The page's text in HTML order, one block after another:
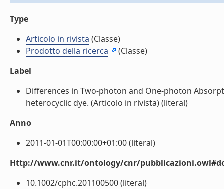
Type
Articolo in rivista (Classe)
Prodotto della ricerca
(Classe)
Label
Differences in Two-photon and One-photon
heterocyclic dye. (Articolo in rivista) (literal)
Anno
2011-01-01T00:00:00+01:00 (literal)
Http://www.cnr.it/ontology/cnr/
10.1002/cphc.201100500 (literal)